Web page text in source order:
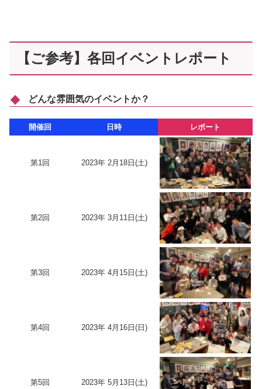
【ご参考】各回イベントレポート
どんな雰囲気のイベントか？
開催回 日時 レポート
第1回 2023年 2月18日(土)
第2回 2023年 3月11日(土)
第3回 2023年 4月15日(土)
第4回 2023年 4月16日(日)
第5回 2023年 5月13日(土)